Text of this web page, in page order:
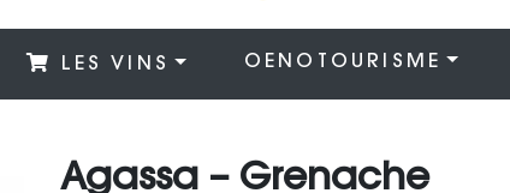
LES VINS OENOTOURISME
Agassa – Grenache